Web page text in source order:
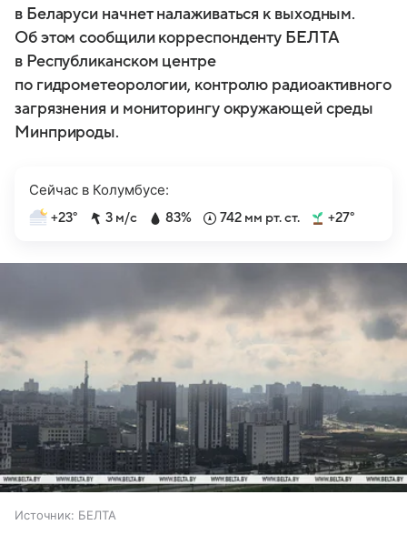
в Беларуси начнет налаживаться к выходным.
Об этом сообщили корреспонденту БЕЛТА
в Республиканском центре
по гидрометеорологии, контролю радиоактивного
загрязнения и мониторингу окружающей среды
Минприроды.
Сейчас в Колумбусе:
+23° 3 м/с 83% 742 мм рт. ст. +27°
Источник: БЕЛТА